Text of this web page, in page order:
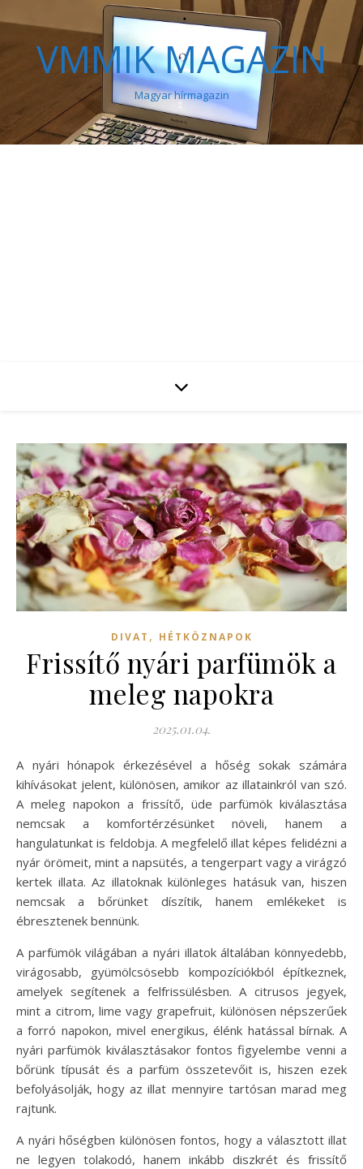
VMMIK MAGAZIN
Magyar hírmagazin
DIVAT , HÉTKÖZNAPOK
Frissítő nyári parfümök a
meleg napokra
2025.01.04.
A nyári hónapok érkezésével a hőség sokak számára
kihívásokat jelent, különösen, amikor az illatainkról van szó.
A meleg napokon a frissítő, üde parfümök kiválasztása
nemcsak a komfortérzésünket növeli, hanem a
hangulatunkat is feldobja. A megfelelő illat képes felidézni a
nyár örömeit, mint a napsütés, a tengerpart vagy a virágzó
kertek illata. Az illatoknak különleges hatásuk van, hiszen
nemcsak a bőrünket díszítik, hanem emlékeket is
ébresztenek bennünk.
A parfümök világában a nyári illatok általában könnyedebb,
virágosabb, gyümölcsösebb kompozíciókból építkeznek,
amelyek segítenek a felfrissülésben. A citrusos jegyek,
mint a citrom, lime vagy grapefruit, különösen népszerűek
a forró napokon, mivel energikus, élénk hatással bírnak. A
nyári parfümök kiválasztásakor fontos figyelembe venni a
bőrünk típusát és a parfüm összetevőit is, hiszen ezek
befolyásolják, hogy az illat mennyire tartósan marad meg
rajtunk.
A nyári hőségben különösen fontos, hogy a választott illat
ne legyen tolakodó, hanem inkább diszkrét és frissítő